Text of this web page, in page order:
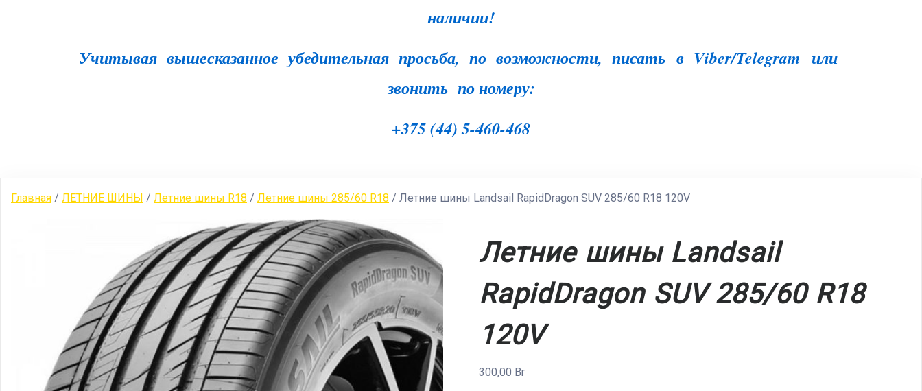
наличии!
Учитывая вышесказанное убедительная просьба, по возможности, писать в Viber/Telegram или
звонить по номеру:
+375 (44) 5-460-468
Главная / ЛЕТНИЕ ШИНЫ / Летние шины R18 / Летние шины 285/60 R18 / Летние шины Landsail RapidDragon SUV 285/60 R18 120V
Летние шины Landsail
RapidDragon SUV 285/60 R18
120V
300,00 Br